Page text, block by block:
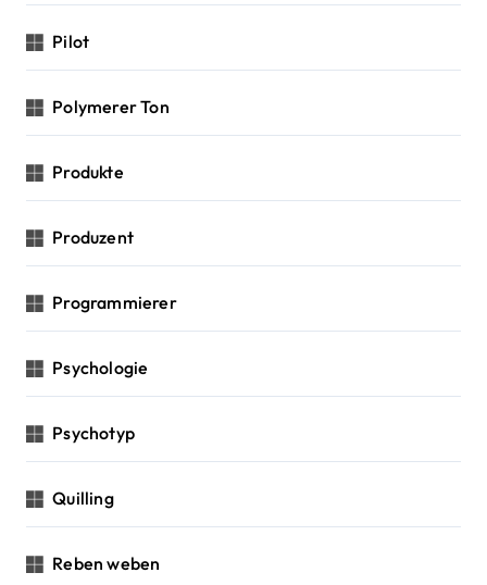
Pilot
Polymerer Ton
Produkte
Produzent
Programmierer
Psychologie
Psychotyp
Quilling
Reben weben